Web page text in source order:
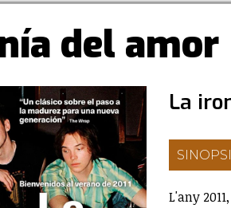
del amor
La
SINOPSI
L'any